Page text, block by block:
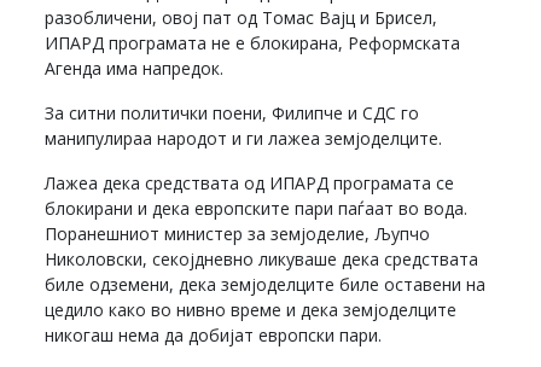
разобличени, овој пат од Томас Вајц и Брисел,
ИПАРД програмата не е блокирана, Реформската
Агенда има напредок.
За ситни политички поени, Филипче и СДС го
манипулираа народот и ги лажеа земјоделците.
Лажеа дека средствата од ИПАРД програмата се
блокирани и дека европските пари паѓаат во вода.
Поранешниот министер за земјоделие, Љупчо
Николовски, секојдневно ликуваше дека средствата
биле одземени, дека земјоделците биле оставени на
цедило како во нивно време и дека земјоделците
никогаш нема да добијат европски пари.